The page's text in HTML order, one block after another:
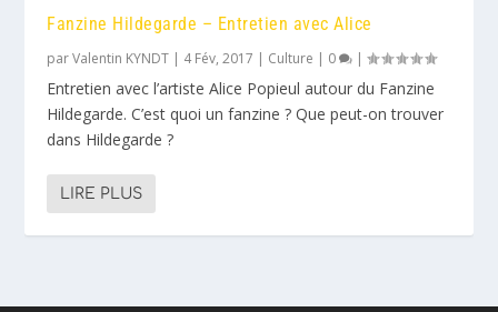
Fanzine Hildegarde – Entretien avec Alice
parValentin KYNDT | 4 Fév, 2017 | Culture | 0 |
Entretien avec l’artiste Alice Popieul autour du Fanzine
Hildegarde. C’est quoi un fanzine ? Que peut-on trouver
dans Hildegarde ?
LIRE PLUS